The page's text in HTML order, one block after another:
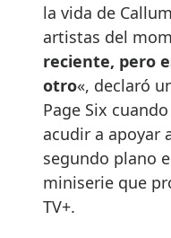
la vida de
artistas del
reciente, pero
otro«, declaró
Page Six
acudir a apoyar
segundo plano
miniserie que
TV+.